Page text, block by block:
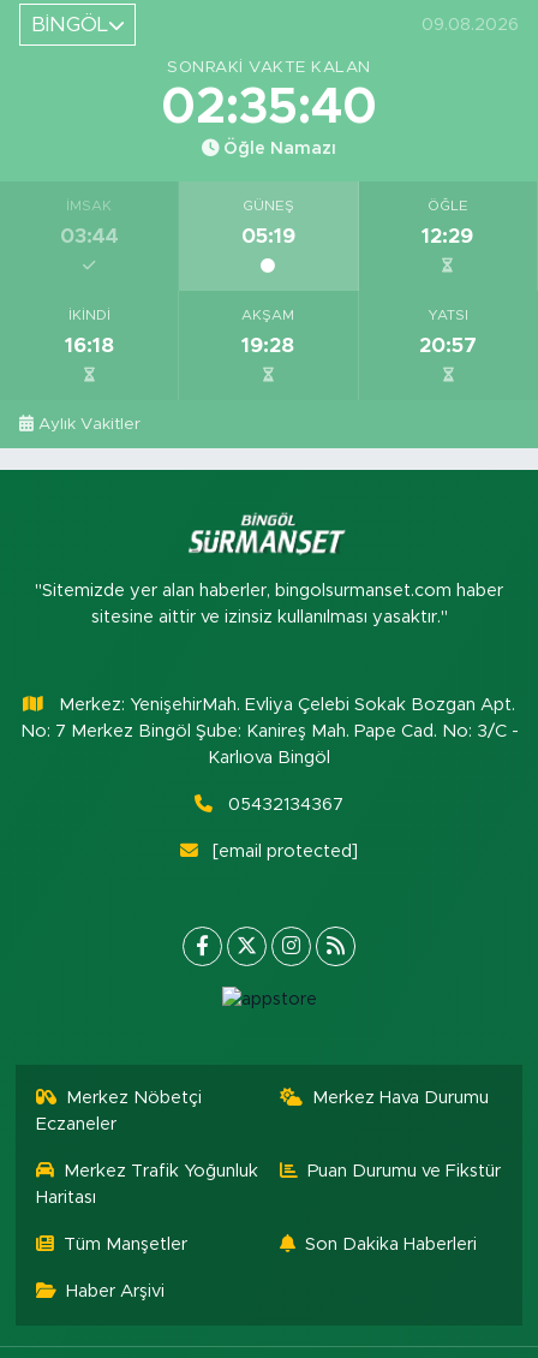
Ediyor
BİNGÖL 09.08.2026
SONRAKI VAKTE KALAN
02:35:39
Öğle Namazı
İMSAK
03:44
GÜNEŞ
05:19
ÖĞLE
12:29
İKINDI
16:18
AKŞAM
19:28
YATSI
20:57
Aylık Vakitler
"Sitemizde yer alan haberler, bingolsurmanset.com haber
sitesine aittir ve izinsiz kullanılması yasaktır."
Merkez: YenişehirMah. Evliya Çelebi Sokak Bozgan Apt.
No: 7 Merkez Bingöl Şube: Kanireş Mah. Pape Cad. No: 3/C -
Karlıova Bingöl
05432134367
[email protected]
Merkez Nöbetçi
Eczaneler
Merkez Hava Durumu
Merkez Trafik Yoğunluk
Haritası
Puan Durumu ve Fikstür
Tüm Manşetler Son Dakika Haberleri
Haber Arşivi